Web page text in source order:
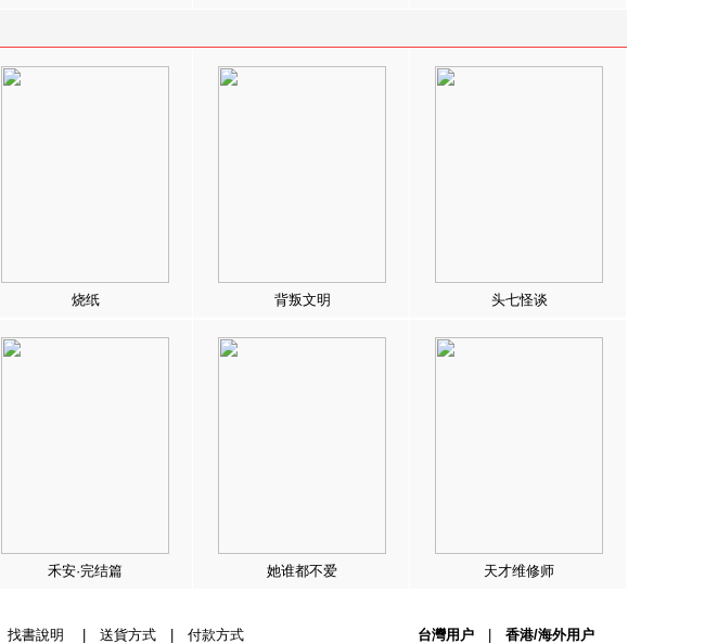
烧纸 背叛文明 头七怪谈
禾安·完结篇 她谁都不爱 天才维修师
找書說明 送貨方式| 付款方式 台灣用户 香港/海外用户